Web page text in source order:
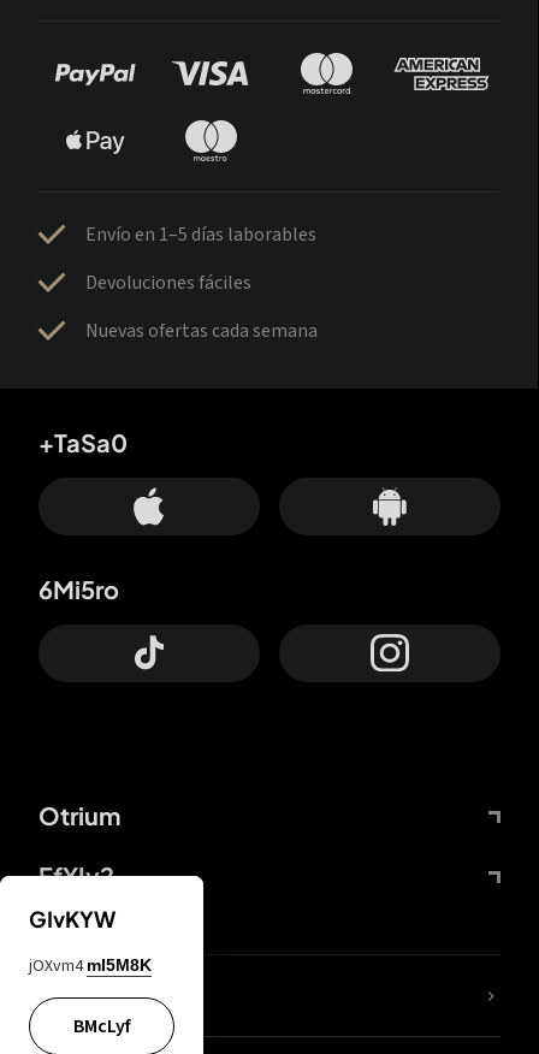
Envío en 1–5 días laborables
Devoluciones fáciles
Nuevas ofertas cada semana
Otrium
FfYIy2
+TaSa0
6Mi5ro
65A04M
GIvKYW
jOXvm4 mI5M8K
BMcLyf